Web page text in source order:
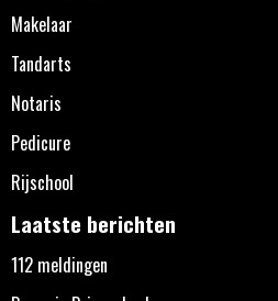
Makelaar
Tandarts
Notaris
Pedicure
Rijschool
Laatste berichten
112 meldingen